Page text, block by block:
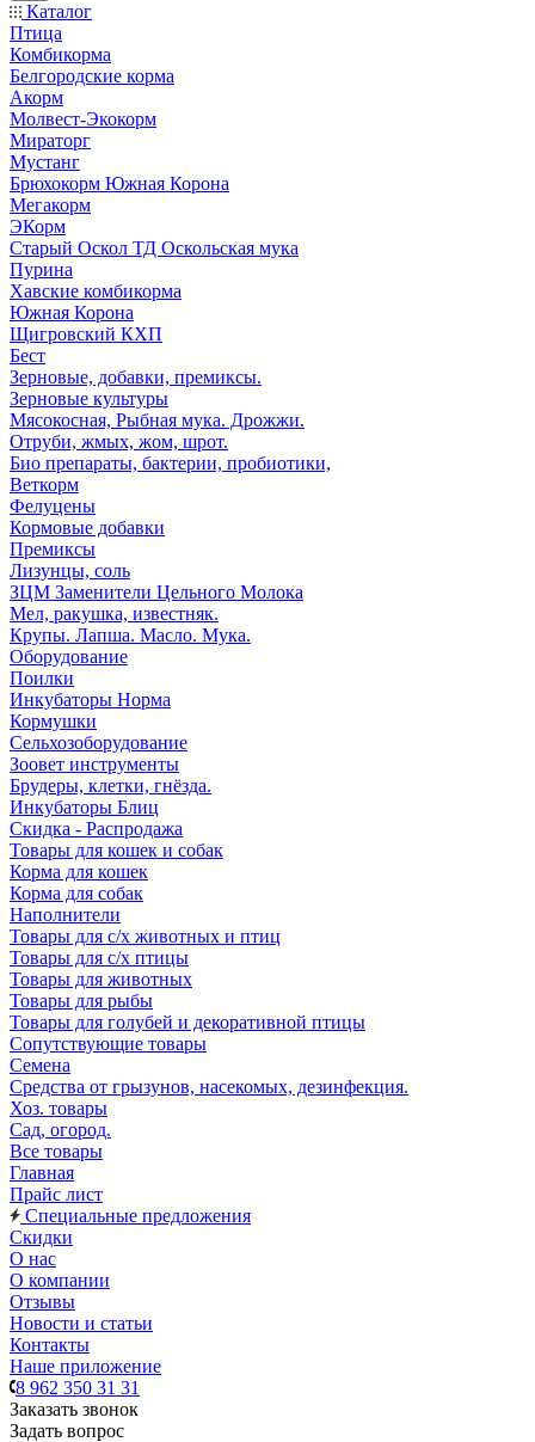
Каталог
Птица
Комбикорма
Белгородские корма
Акорм
Молвест-Экокорм
Мираторг
Мустанг
Брюхокорм Южная Корона
Мегакорм
ЭКорм
Старый Оскол ТД Оскольская мука
Пурина
Хавские комбикорма
Южная Корона
Щигровский КХП
Бест
Зерновые, добавки, премиксы.
Зерновые культуры
Мясокосная, Рыбная мука. Дрожжи.
Отруби, жмых, жом, шрот.
Био препараты, бактерии, пробиотики,
Веткорм
Фелуцены
Кормовые добавки
Премиксы
Лизунцы, соль
ЗЦМ Заменители Цельного Молока
Мел, ракушка, известняк.
Крупы. Лапша. Масло. Мука.
Оборудование
Поилки
Инкубаторы Норма
Кормушки
Сельхозоборудование
Зоовет инструменты
Брудеры, клетки, гнёзда.
Инкубаторы Блиц
Скидка - Распродажа
Товары для кошек и собак
Корма для кошек
Корма для собак
Наполнители
Товары для с/х животных и птиц
Товары для с/х птицы
Товары для животных
Товары для рыбы
Товары для голубей и декоративной птицы
Сопутствующие товары
Семена
Средства от грызунов, насекомых, дезинфекция.
Хоз. товары
Сад, огород.
Все товары
Главная
Прайс лист
Специальные предложения
Скидки
О нас
О компании
Отзывы
Новости и статьи
Контакты
Наше приложение
8 962 350 31 31
Заказать звонок
Задать вопрос